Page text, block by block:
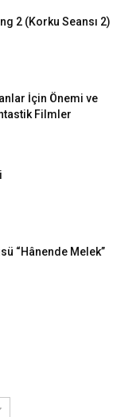
2 (Korku Seansı 2)
İçin Önemi ve
Filmler
“Hânende Melek”